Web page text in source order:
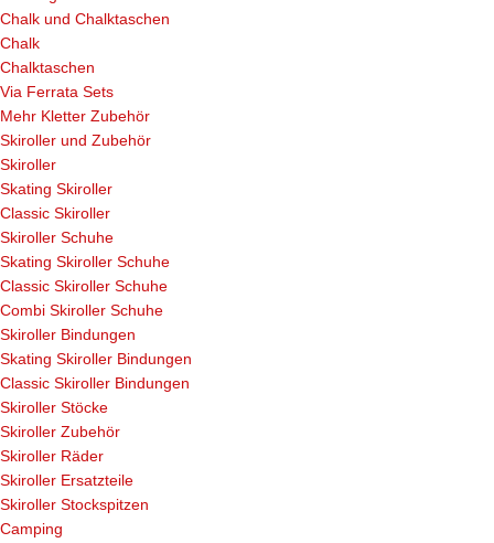
Chalk und Chalktaschen
Chalk
Chalktaschen
Via Ferrata Sets
Mehr Kletter Zubehör
Skiroller und Zubehör
Skiroller
Skating Skiroller
Classic Skiroller
Skiroller Schuhe
Skating Skiroller Schuhe
Classic Skiroller Schuhe
Combi Skiroller Schuhe
Skiroller Bindungen
Skating Skiroller Bindungen
Classic Skiroller Bindungen
Skiroller Stöcke
Skiroller Zubehör
Skiroller Räder
Skiroller Ersatzteile
Skiroller Stockspitzen
Camping